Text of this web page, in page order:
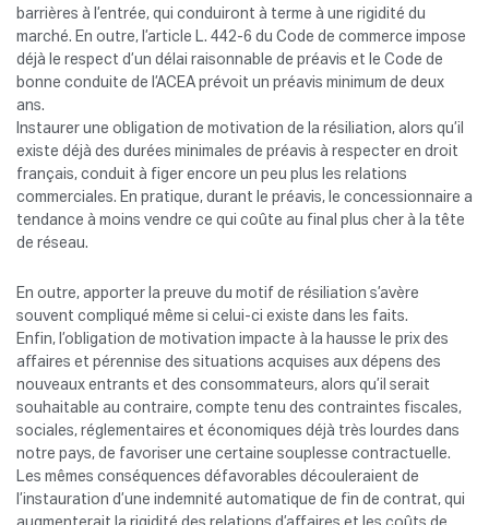
barrières à l’entrée, qui conduiront à terme à une rigidité du
marché. En outre, l’article L. 442-6 du Code de commerce impose
déjà le respect d’un délai raisonnable de préavis et le Code de
bonne conduite de l’ACEA prévoit un préavis minimum de deux
ans.
Instaurer une obligation de motivation de la résiliation, alors qu’il
existe déjà des durées minimales de préavis à respecter en droit
français, conduit à figer encore un peu plus les relations
commerciales. En pratique, durant le préavis, le concessionnaire a
tendance à moins vendre ce qui coûte au final plus cher à la tête
de réseau.
En outre, apporter la preuve du motif de résiliation s’avère
souvent compliqué même si celui-ci existe dans les faits.
Enfin, l’obligation de motivation impacte à la hausse le prix des
affaires et pérennise des situations acquises aux dépens des
nouveaux entrants et des consommateurs, alors qu’il serait
souhaitable au contraire, compte tenu des contraintes fiscales,
sociales, réglementaires et économiques déjà très lourdes dans
notre pays, de favoriser une certaine souplesse contractuelle.
Les mêmes conséquences défavorables découleraient de
l’instauration d’une indemnité automatique de fin de contrat, qui